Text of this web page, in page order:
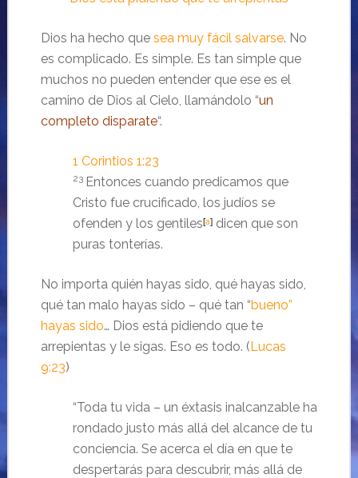
Dios ha hecho quesea muy fácil salvarse. No
es complicado. Es simple. Es tan simple que
muchos no pueden entender que ese es el
camino de Dios al Cielo, llamándolo “un
completo disparate“.
1 Corintios 1:23
23 Entonces cuando predicamos que
Cristo fue crucificado, los judíos se
ofenden y los gentiles[a]dicen que son
puras tonterías.
No importa quién hayas sido, qué hayas sido,
qué tan malo hayas sido – qué tan “bueno”
hayas sido… Dios está pidiendo que te
arrepientas y le sigas. Eso es todo. (Lucas
9:23)
“Toda tu vida – un éxtasis inalcanzable ha
rondado justo más allá del alcance de tu
conciencia. Se acerca el día en que te
despertarás para descubrir, más allá de